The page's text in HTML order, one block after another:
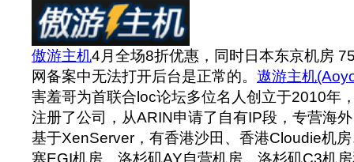
傲游主机4月全场8折优惠，同时日本东京机房
网备案中无法打开后台是正常的。 遨游主机
害羞哥为首联合loc论坛多位名人创立于2010年
注册了公司，从ARIN申请了自有IP段，专营海
基于XenServer，有香港沙田、香港Cloudie机
塞EGI机房、洛杉矶AY自营机房、洛杉矶C3机